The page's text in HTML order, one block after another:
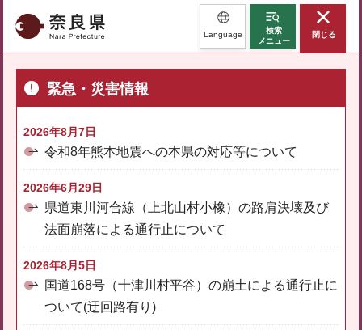
奈良県 Language
検索
メニュー
閉じる
緊急・災害情報
2026年8月7日
令和8年熊本地震への本県の対応等について
2026年6月29日
県道東川河合線（上北山村小橡）の路肩決壊及び
法面崩落による通行止について
2026年8月5日
国道168号（十津川村平谷）の崩土による通行止に
ついて(迂回路有り)